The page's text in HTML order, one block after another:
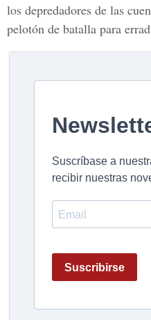
los depredadores de las
pelotón de batalla para